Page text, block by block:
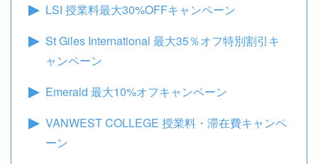
LSI 授業料最大30%OFFキャンペーン
St Giles International 最大35％オフ特別割引キ
ャンペーン
Emerald 最大10%オフキャンペーン
VANWEST COLLEGE 授業料・滞在費キャンペ
ーン